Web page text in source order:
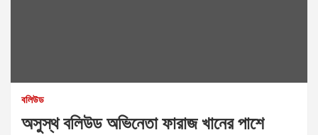
বলিউড
অসুস্থ বলিউড অভিনেতা ফারাজ খানের পাশে